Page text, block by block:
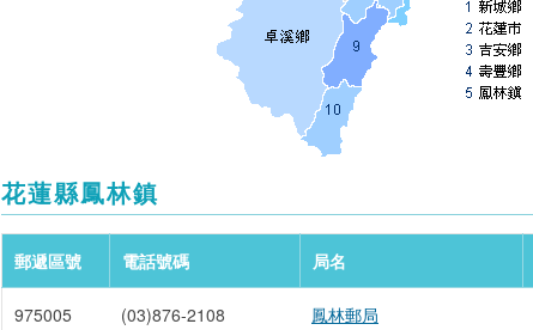
花蓮縣鳳林鎮
郵遞區號 電話號碼 局名
975005 (03)876-2108
鳳林郵局